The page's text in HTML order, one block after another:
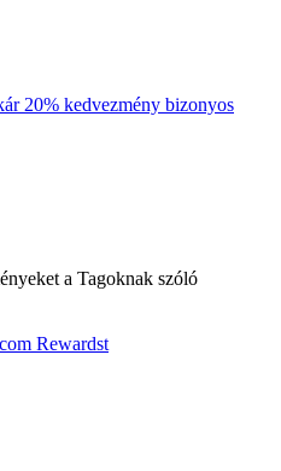
20% kedvezmény bizonyos
a Tagoknak szóló
Rewardst